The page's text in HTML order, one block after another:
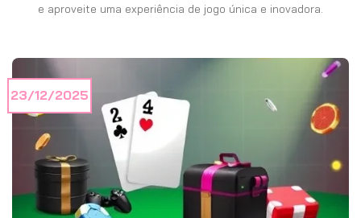
e aproveite uma experiência de jogo única e inovadora.
23/12/2025